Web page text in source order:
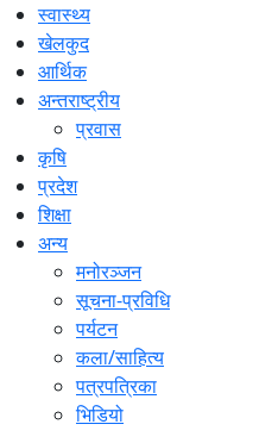
स्वास्थ्य
खेलकुद
आर्थिक
अन्तराष्ट्रीय
प्रवास
कृषि
प्रदेश
शिक्षा
अन्य
मनोरञ्जन
सूचना-प्रविधि
पर्यटन
कला/साहित्य
पत्रपत्रिका
भिडियो